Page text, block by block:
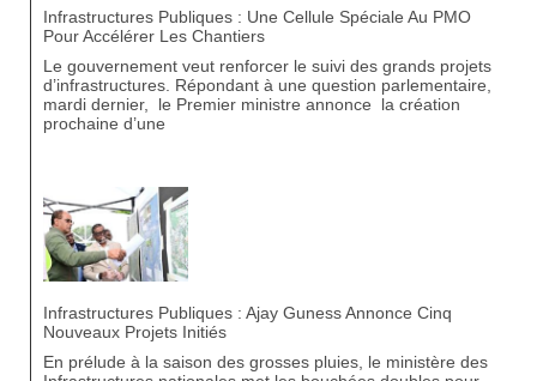
Infrastructures Publiques : Une Cellule Spéciale Au PMO
Pour Accélérer Les Chantiers
Le gouvernement veut renforcer le suivi des grands projets
d’infrastructures. Répondant à une question parlementaire,
mardi dernier, le Premier ministre annonce la création
prochaine d’une
Infrastructures Publiques : Ajay Guness Annonce Cinq
Nouveaux Projets Initiés
En prélude à la saison des grosses pluies, le ministère des